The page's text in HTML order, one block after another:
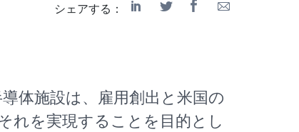
シェアする：
体施設は、雇用創出と米国の
れを実現することを目的とし